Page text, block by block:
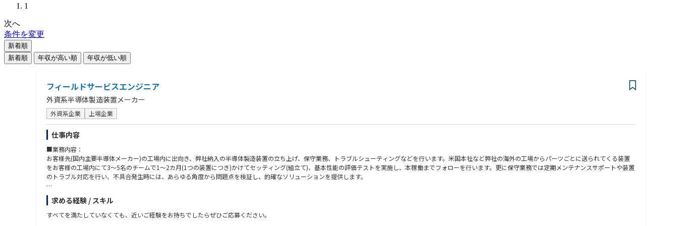
1
次へ
条件を変更
新着順
新着順
年収が高い順 年収が低い順
フィールドサービスエンジニア
外資系半導体製造装置メーカー
外資系企業 上場企業
仕事内容
■業務内容：
お客様先(国内主要半導体メーカー)の工場内に出向き、弊社納入の半導体製造装置の立ち上げ、保守業務、トラブルシューティングなどを行います。米国本社など弊社の海外の工場からパーツごとに送られてくる装置
をお客様の工場内にて3～5名のチームで1～2カ月(1つの装置につき)かけてセッティング(組立て)、基本性能の評価テストを実施し、本稼働までフォローを行います。更に保守業務では定期メンテナンスサポートや装置
のトラブル対応を行い、不具合発生時には、あらゆる角度から問題点を検証し、的確なソリューションを提供します。
※米国が本社のため、メールにて英語で連絡をとって頂く可能性がありますが、翻訳機などを使いながらでの業務が可能でございますのでご安心ください。
■業務内容詳細
求める経験 / スキル
すべてを満たしていなくても、近いご経験をお持ちでしたらぜひご応募ください。